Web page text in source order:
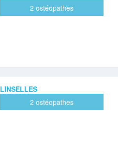
2 ostéopathes
LINSELLES
2 ostéopathes